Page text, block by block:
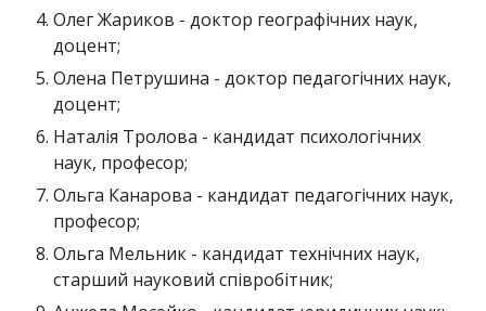
Олег Жариков - доктор географічних наук,
доцент;
Олена Петрушина - доктор педагогічних наук,
доцент;
Наталія Тролова - кандидат психологічних
наук, професор;
Ольга Канарова - кандидат педагогічних наук,
професор;
Ольга Мельник - кандидат технічних наук,
старший науковий співробітник;